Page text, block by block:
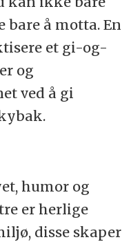
bare å motta. En
et gi-og-
og
ved å gi
humor og
er herlige
disse skaper